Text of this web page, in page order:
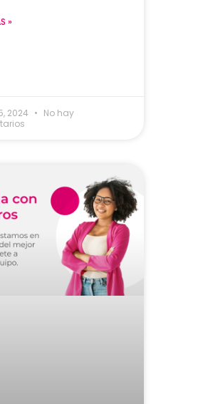
»
2024
No hay